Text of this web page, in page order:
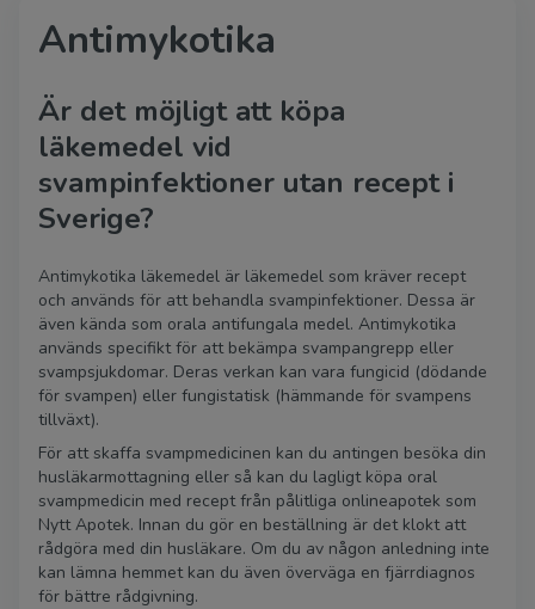
Antimykotika
Är det möjligt att köpa
läkemedel vid
svampinfektioner utan recept i
Sverige?
Antimykotika läkemedel är läkemedel som kräver recept
och används för att behandla svampinfektioner. Dessa är
även kända som orala antifungala medel. Antimykotika
används specifikt för att bekämpa svampangrepp eller
svampsjukdomar. Deras verkan kan vara fungicid (dödande
för svampen) eller fungistatisk (hämmande för svampens
tillväxt).
För att skaffa svampmedicinen kan du antingen besöka din
husläkarmottagning eller så kan du lagligt köpa oral
svampmedicin med recept från pålitliga onlineapotek som
Nytt Apotek. Innan du gör en beställning är det klokt att
rådgöra med din husläkare. Om du av någon anledning inte
kan lämna hemmet kan du även överväga en fjärrdiagnos
för bättre rådgivning.